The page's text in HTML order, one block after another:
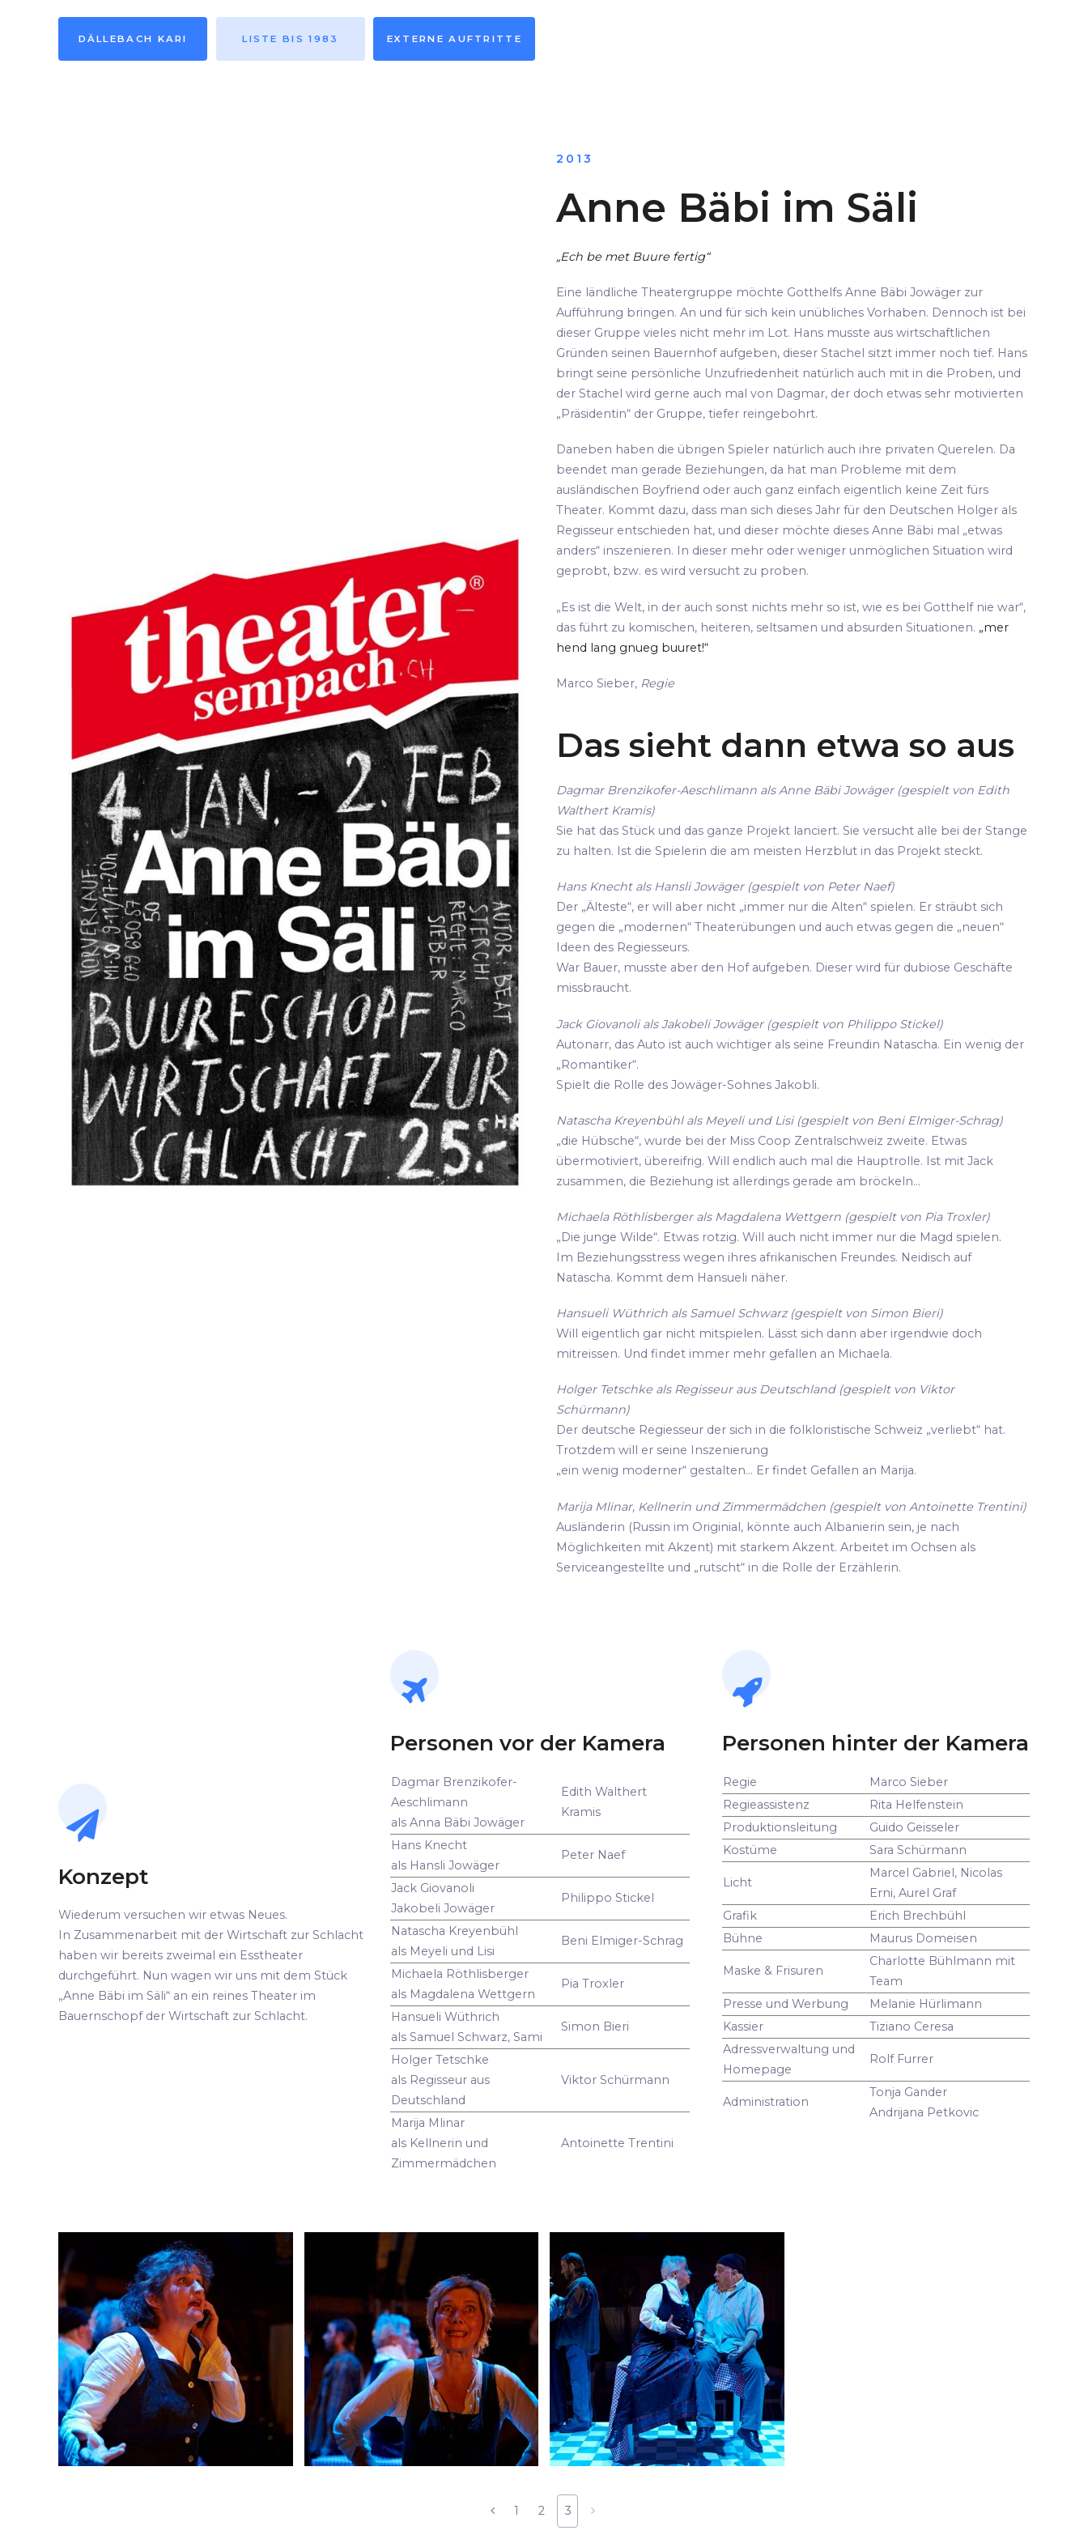
DÄLLEBACH KARI LISTE BIS 1983 EXTERNE AUFTRITTE
2013
Anne Bäbi im Säli
„Ech be met Buure fertig“
Eine ländliche Theatergruppe möchte Gotthelfs Anne Bäbi Jowäger zur
Aufführung bringen. An und für sich kein unübliches Vorhaben. Dennoch ist bei
dieser Gruppe vieles nicht mehr im Lot. Hans musste aus wirtschaftlichen
Gründen seinen Bauernhof aufgeben, dieser Stachel sitzt immer noch tief. Hans
bringt seine persönliche Unzufriedenheit natürlich auch mit in die Proben, und
der Stachel wird gerne auch mal von Dagmar, der doch etwas sehr motivierten
„Präsidentin“ der Gruppe, tiefer reingebohrt.
Daneben haben die übrigen Spieler natürlich auch ihre privaten Querelen. Da
beendet man gerade Beziehungen, da hat man Probleme mit dem
ausländischen Boyfriend oder auch ganz einfach eigentlich keine Zeit fürs
Theater. Kommt dazu, dass man sich dieses Jahr für den Deutschen Holger als
Regisseur entschieden hat, und dieser möchte dieses Anne Bäbi mal „etwas
anders“ inszenieren. In dieser mehr oder weniger unmöglichen Situation wird
geprobt, bzw. es wird versucht zu proben.
„Es ist die Welt, in der auch sonst nichts mehr so ist, wie es bei Gotthelf nie war“,
das führt zu komischen, heiteren, seltsamen und absurden Situationen. „mer
hend lang gnueg buuret!“
Marco Sieber, Regie
Das sieht dann etwa so aus
Dagmar Brenzikofer-Aeschlimann als Anne Bäbi Jowäger (gespielt von Edith
Walthert Kramis)
Sie hat das Stück und das ganze Projekt lanciert. Sie versucht alle bei der Stange
zu halten. Ist die Spielerin die am meisten Herzblut in das Projekt steckt.
Hans Knecht als Hansli Jowäger (gespielt von Peter Naef)
Der „Älteste“, er will aber nicht „immer nur die Alten“ spielen. Er sträubt sich
gegen die „modernen“ Theaterübungen und auch etwas gegen die „neuen“
Ideen des Regiesseurs.
War Bauer, musste aber den Hof aufgeben. Dieser wird für dubiose Geschäfte
missbraucht.
Jack Giovanoli als Jakobeli Jowäger (gespielt von Philippo Stickel)
Autonarr, das Auto ist auch wichtiger als seine Freundin Natascha. Ein wenig der
„Romantiker“.
Spielt die Rolle des Jowäger-Sohnes Jakobli.
Natascha Kreyenbühl als Meyeli und Lisi (gespielt von Beni Elmiger-Schrag)
„die Hübsche“, wurde bei der Miss Coop Zentralschweiz zweite. Etwas
übermotiviert, übereifrig. Will endlich auch mal die Hauptrolle. Ist mit Jack
zusammen, die Beziehung ist allerdings gerade am bröckeln...
Michaela Röthlisberger als Magdalena Wettgern (gespielt von Pia Troxler)
„Die junge Wilde“. Etwas rotzig. Will auch nicht immer nur die Magd spielen.
Im Beziehungsstress wegen ihres afrikanischen Freundes. Neidisch auf
Natascha. Kommt dem Hansueli näher.
Hansueli Wüthrich als Samuel Schwarz (gespielt von Simon Bieri)
Will eigentlich gar nicht mitspielen. Lässt sich dann aber irgendwie doch
mitreissen. Und findet immer mehr gefallen an Michaela.
Holger Tetschke als Regisseur aus Deutschland (gespielt von Viktor
Schürmann)
Der deutsche Regiesseur der sich in die folkloristische Schweiz „verliebt“ hat.
Trotzdem will er seine Inszenierung
„ein wenig moderner“ gestalten... Er findet Gefallen an Marija.
Marija Mlinar, Kellnerin und Zimmermädchen (gespielt von Antoinette Trentini)
Ausländerin (Russin im Originial, könnte auch Albanierin sein, je nach
Möglichkeiten mit Akzent) mit starkem Akzent. Arbeitet im Ochsen als
Serviceangestellte und „rutscht“ in die Rolle der Erzählerin.
Konzept
Wiederum versuchen wir etwas Neues.
In Zusammenarbeit mit der Wirtschaft zur Schlacht
haben wir bereits zweimal ein Esstheater
durchgeführt. Nun wagen wir uns mit dem Stück
„Anne Bäbi im Säli“ an ein reines Theater im
Bauernschopf der Wirtschaft zur Schlacht.
Personen vor der Kamera
Dagmar Brenzikofer-
Aeschlimann
als Anna Bäbi Jowäger
Edith Walthert
Kramis
Hans Knecht
als Hansli Jowäger
Peter Naef
Jack Giovanoli
Jakobeli Jowäger
Philippo Stickel
Natascha Kreyenbühl
als Meyeli und Lisi
Beni Elmiger-Schrag
Michaela Röthlisberger
als Magdalena Wettgern
Pia Troxler
Hansueli Wüthrich
als Samuel Schwarz, Sami
Simon Bieri
Holger Tetschke
als Regisseur aus
Deutschland
Viktor Schürmann
Marija Mlinar
als Kellnerin und
Zimmermädchen
Antoinette Trentini
Personen hinter der Kamera
Regie
Marco Sieber
Regieassistenz
Rita Helfenstein
Produktionsleitung
Guido Geisseler
Kostüme
Sara Schürmann
Licht
Marcel Gabriel, Nicolas
Erni, Aurel Graf
Grafik
Erich Brechbühl
Bühne
Maurus Domeisen
Maske & Frisuren
Charlotte Bühlmann mit
Team
Presse und Werbung
Melanie Hürlimann
Kassier
Tiziano Ceresa
Adressverwaltung und
Homepage
Rolf Furrer
Administration
Tonja Gander
Andrijana Petkovic
1 2 3